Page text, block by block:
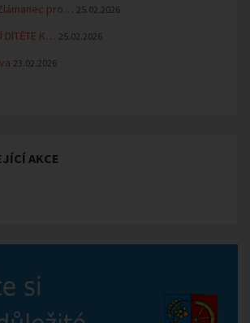
pro… 25.02.2026
DÍTĚTE K… 25.02.2026
23.02.2026
AKCE